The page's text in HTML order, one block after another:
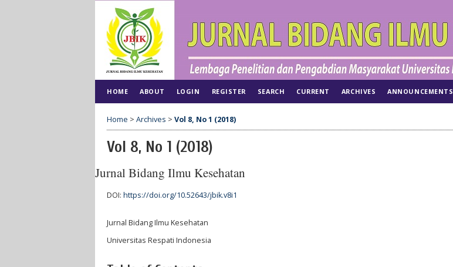
HOME ABOUT LOGIN REGISTER SEARCH CURRENT ARCHIVES ANNOUNCEMENTS
Home > Archives > Vol 8, No 1 (2018)
Vol 8, No 1 (2018)
Jurnal Bidang Ilmu Kesehatan
DOI: https://doi.org/10.52643/jbik.v8i1
Jurnal Bidang Ilmu Kesehatan
Universitas Respati Indonesia